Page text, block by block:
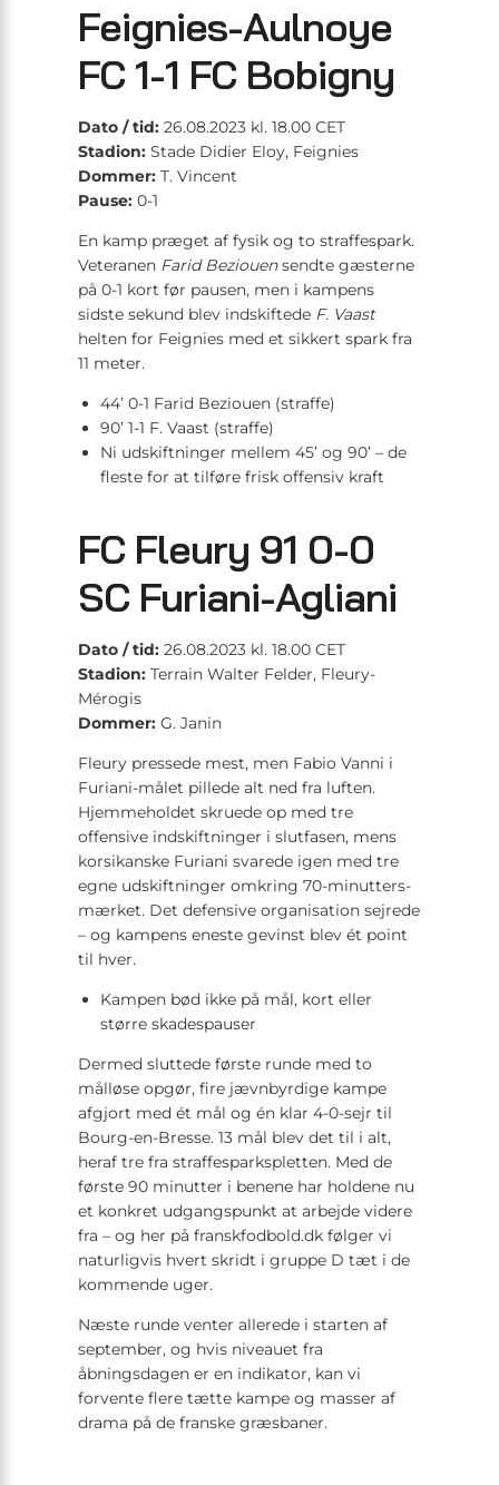
Feignies-Aulnoye
FC 1-1 FC Bobigny
Dato / tid: 26.08.2023 kl. 18.00 CET
Stadion: Stade Didier Eloy, Feignies
Dommer: T. Vincent
Pause: 0-1
En kamp præget af fysik og to straffespark.
Veteranen Farid Beziouensendte gæsterne
på 0-1 kort før pausen, men i kampens
sidste sekund blev indskiftede F. Vaast
helten for Feignies med et sikkert spark fra
11 meter.
44’ 0-1 Farid Beziouen (straffe)
90’ 1-1 F. Vaast (straffe)
Ni udskiftninger mellem 45’ og 90’ – de
fleste for at tilføre frisk offensiv kraft
FC Fleury 91 0-0
SC Furiani-Agliani
Dato / tid: 26.08.2023 kl. 18.00 CET
Stadion: Terrain Walter Felder, Fleury-
Mérogis
Dommer: G. Janin
Fleury pressede mest, men Fabio Vanni i
Furiani-målet pillede alt ned fra luften.
Hjemmeholdet skruede op med tre
offensive indskiftninger i slutfasen, mens
korsikanske Furiani svarede igen med tre
egne udskiftninger omkring 70-minutters-
mærket. Det defensive organisation sejrede
– og kampens eneste gevinst blev ét point
til hver.
Kampen bød ikke på mål, kort eller
større skadespauser
Dermed sluttede første runde med to
målløse opgør, fire jævnbyrdige kampe
afgjort med ét mål og én klar 4-0-sejr til
Bourg-en-Bresse. 13 mål blev det til i alt,
heraf tre fra straffesparkspletten. Med de
første 90 minutter i benene har holdene nu
et konkret udgangspunkt at arbejde videre
fra – og her på franskfodbold.dk følger vi
naturligvis hvert skridt i gruppe D tæt i de
kommende uger.
Næste runde venter allerede i starten af
september, og hvis niveauet fra
åbningsdagen er en indikator, kan vi
forvente flere tætte kampe og masser af
drama på de franske græsbaner.